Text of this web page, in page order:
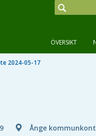
ÖVERSIKT
2024-05-17
Ånge